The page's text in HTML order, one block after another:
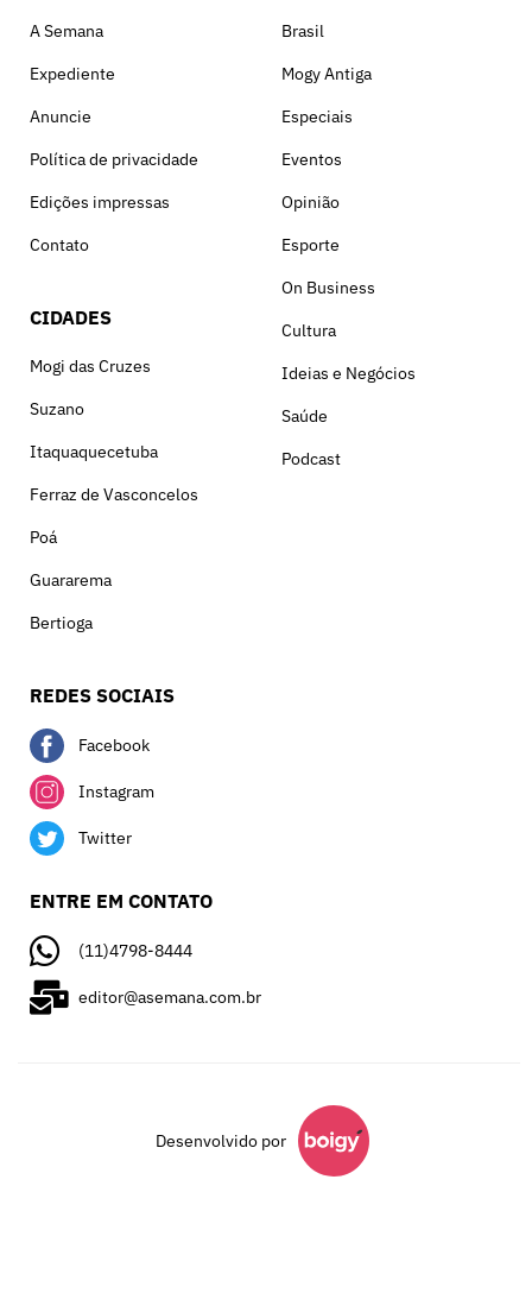
A Semana
Expediente
Anuncie
Política de privacidade
Edições impressas
Contato
CIDADES
Mogi das Cruzes
Suzano
Itaquaquecetuba
Ferraz de Vasconcelos
Poá
Guararema
Bertioga
Brasil
Mogy Antiga
Especiais
Eventos
Opinião
Esporte
On Business
Cultura
Ideias e Negócios
Saúde
Podcast
REDES SOCIAIS
Facebook
Instagram
Twitter
ENTRE EM CONTATO
(11)4798-8444
editor@asemana.com.br
Desenvolvido por